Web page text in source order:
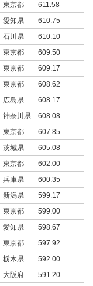
東京都
611.58
愛知県
610.75
石川県
610.10
東京都
609.50
東京都
609.17
東京都
608.62
広島県
608.17
神奈川県
608.08
東京都
607.85
茨城県
605.08
東京都
602.00
兵庫県
600.35
新潟県
599.17
東京都
599.00
愛知県
598.67
東京都
597.92
栃木県
592.00
大阪府
591.20